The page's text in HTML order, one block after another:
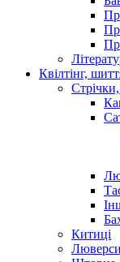
Квілтінг,
Китиці